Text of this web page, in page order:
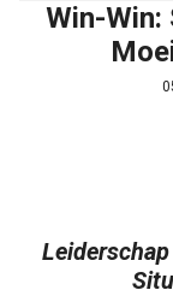
Win-Win: